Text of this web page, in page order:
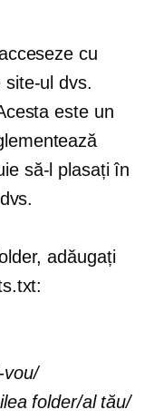
cu
site-ul dvs.
este un
să-l plasați în
adăugați
vou/
folder/al tău/